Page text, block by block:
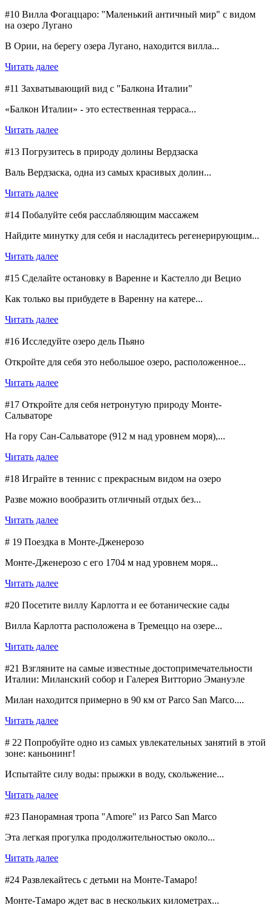
#10 Вилла Фогаццаро: "Маленький античный мир" с видом
на озеро Лугано
В Ории, на берегу озера Лугано, находится вилла...
Читать далее
#11 Захватывающий вид с "Балкона Италии"
«Балкон Италии» - это естественная терраса...
Читать далее
#13 Погрузитесь в природу долины Вердзаска
Валь Вердзаска, одна из самых красивых долин...
Читать далее
#14 Побалуйте себя расслабляющим массажем
Найдите минутку для себя и насладитесь регенерирующим...
Читать далее
#15 Сделайте остановку в Варенне и Кастелло ди Вецио
Как только вы прибудете в Варенну на катере...
Читать далее
#16 Исследуйте озеро дель Пьяно
Откройте для себя это небольшое озеро, расположенное...
Читать далее
#17 Откройте для себя нетронутую природу Монте-
Сальваторе
На гору Сан-Сальваторе (912 м над уровнем моря),...
Читать далее
#18 Играйте в теннис с прекрасным видом на озеро
Разве можно вообразить отличный отдых без...
Читать далее
# 19 Поездка в Монте-Дженерозо
Монте-Дженерозо с его 1704 м над уровнем моря...
Читать далее
#20 Посетите виллу Карлотта и ее ботанические сады
Вилла Карлотта расположена в Тремеццо на озере...
Читать далее
#21 Взгляните на самые известные достопримечательности
Италии: Миланский собор и Галерея Витторио Эмануэле
Милан находится примерно в 90 км от Parco San Marco....
Читать далее
# 22 Попробуйте одно из самых увлекательных занятий в этой
зоне: каньонинг!
Испытайте силу воды: прыжки в воду, скольжение...
Читать далее
#23 Панорамная тропа "Amore" из Parco San Marco
Эта легкая прогулка продолжительностью около...
Читать далее
#24 Развлекайтесь с детьми на Монте-Тамаро!
Монте-Тамаро ждет вас в нескольких километрах...